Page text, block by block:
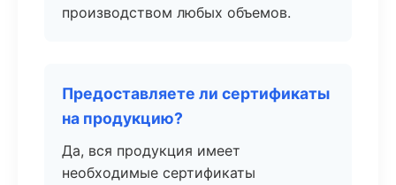
производством любых объемов.
Предоставляете ли сертификаты
на продукцию?
Да, вся продукция имеет
необходимые сертификаты